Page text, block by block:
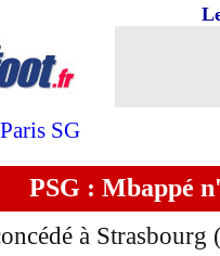
Paris SG
PSG : Mbappé
à
touché par le
: James surveillé